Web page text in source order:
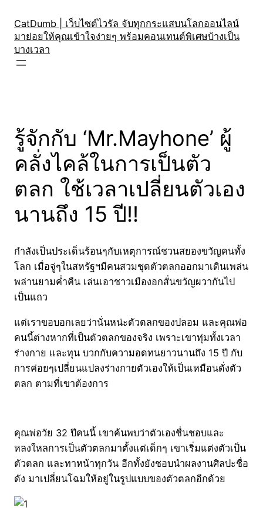
content
CatDumb | เว็บไซต์ไวรัล จับทุกกระแสบนโลกออนไลน์
มาย่อยให้คุณเข้าใจง่ายๆ พร้อมคอนเทนต์พิเศษบ้างเป็น
บางเวลา
รู้จักกับ ‘Mr.Mayhone’ ผู้
คลั่งไคล้ในการเป็นตัว
ตลก ใช้เวลาเปลี่ยนตัวเอง
นานถึง 15 ปี!!
กำลังเป็นประเด็นร้อนๆกับเหตุการณ์ชวนสยองขวัญคนทั้ง
โลก เมื่อจู่ๆในสหรัฐฯมีคนสวมชุดตัวตลกออกมาเดินเพล่น
พล่านยามค่ำคืน เล่นเอาชาวเมืองอกสั่นขวัญผวากันไป
เป็นแถว
แต่เราขอบอกเลยว่านั่นหน่ะตัวตลกของปลอม และคุณพ่อ
คนนี้ต่างหากที่เป็นตัวตลกของจริง เพราะเขาทุ่มทั้งเวลา
ร่างกาย และทุน บวกกับความอดทนยาวนานถึง 15 ปี กับ
การค่อยๆเปลี่ยนแปลงร่างกายตัวเองให้เป็นเหมือนดั่งตัว
ตลก ตามที่เขาต้องการ
คุณพ่อวัย 32 ปีคนนี้ เขาค้นพบว่าตัวเองชื่นชอบและ
หลงใหลการเป็นตัวตลกมาตั้งแต่เด็กๆ เขาเริ่มแต่งตัวเป็น
ตัวตลก และทาหน้าทุกวัน อีกทั้งยังชอบนำผลงานศิลปะชื่อ
ดัง มาเปลี่ยนโฉมให้อยู่ในรูปแบบของตัวตลกอีกด้วย